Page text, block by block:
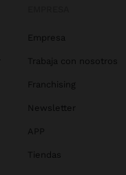
Empresa
Trabaja con nosotros
Franchising
Newsletter
APP
Tiendas